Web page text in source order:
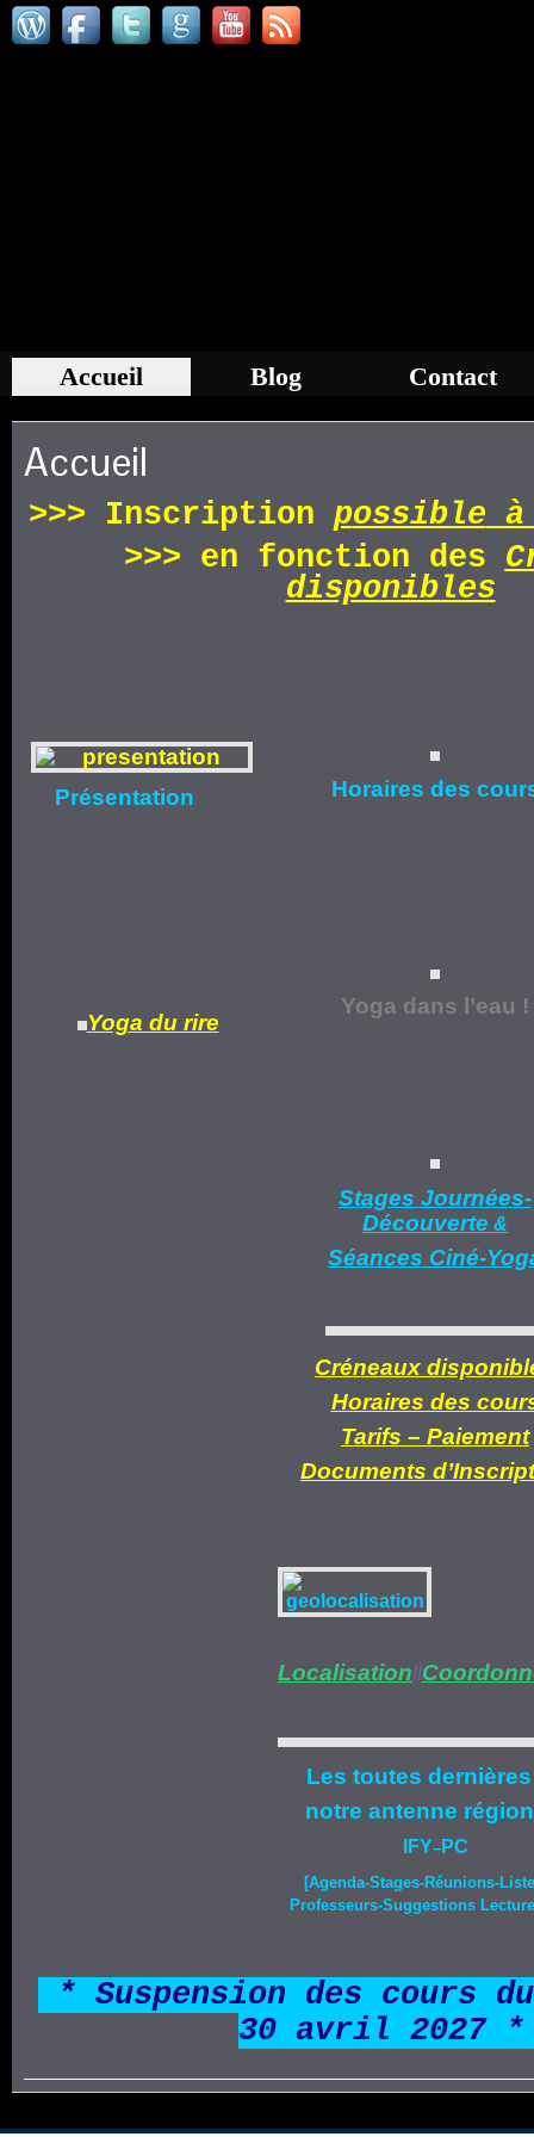
Accueil Blog Contact
Accueil
>>> Inscription possible à
>>> en fonction des
disponibles
Présentation Horaires des
Yoga du rire
Yoga dans l’eau !
Stages Journées-
Découverte &
Séances Ciné-
Créneaux
Horaires des
Tarifs – Paiement
Documents d’
Localisation//
Les toutes
notre antenne
IFY–PC
[Agenda-Stages-Réunions-
Professeurs-Suggestions
* Suspension des cours
30 avril 2027 *